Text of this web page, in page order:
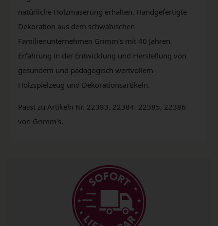
natürliche Holzmaserung erhalten. Handgefertigte
Dekoration aus dem schwäbischen
Familienunternehmen Grimm's mit 40 Jahren
Erfahrung in der Entwicklung und Herstellung von
gesundem und pädagogisch wertvollem
Holzspielzeug und Dekorationsartikeln.
Passt zu Artikeln Nr. 22383, 22384, 22385, 22386
von Grimm's.